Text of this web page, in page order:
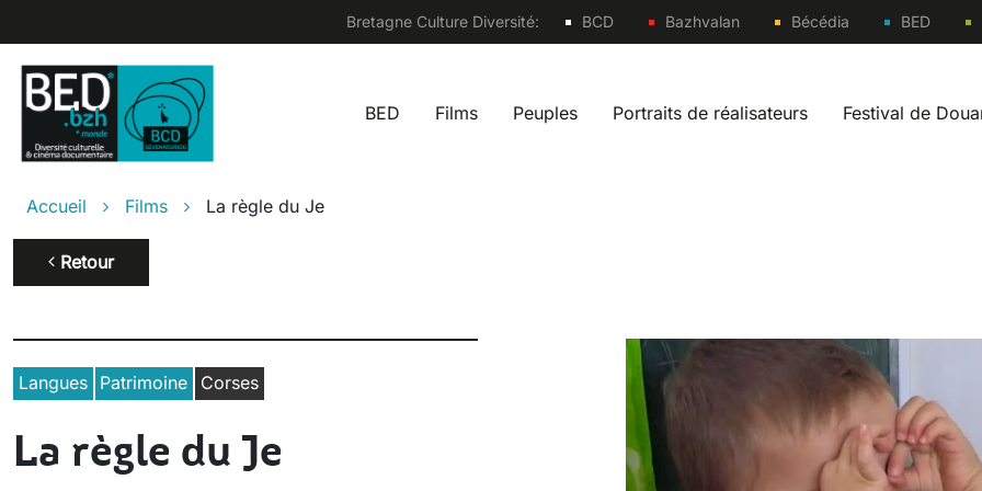
Bretagne Culture Diversité: Sites
BCD Bazhvalan Bécédia BED
Main navigation fr
BED Films Peuples Portraits de réalisateurs Festival de
Fil d'Ariane
Accueil Films La règle du Je
Retour
Langues Patrimoine Corses
La règle du Je